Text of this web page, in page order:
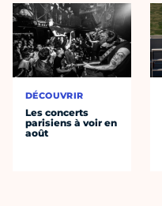
DÉCOUVRIR
Les concerts
parisiens à voir en
août